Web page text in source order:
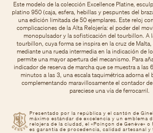
Presentado por la república y el cantón de
máximo estándar de excelencia y un emblema
relojera de la ciudad, el «Poinçon de Genève» o
es garantía de procedencia, calidad artesanal y
Este modelo de la colección Excellence Platine,
platino 950 (caja, esfera, hebillas y pespuntes del
una edición limitada de 50 ejemplares. Este reloj
complicaciones de la Alta Relojería: el poder del
monopulsador y la sofisticación del tourbillon. A
tourbillon, cuya forma se inspira en la cruz de Malta,
mediante una rueda intermedia en la indicación de
permite una mayor apertura del mecanismo. Para
indicador de reserva de marcha que se muestra a las
minutos a las 3, una escala taquimétrica adorna el
complementando maravillosamente el contador
pareciese una vía de ferrocarril.